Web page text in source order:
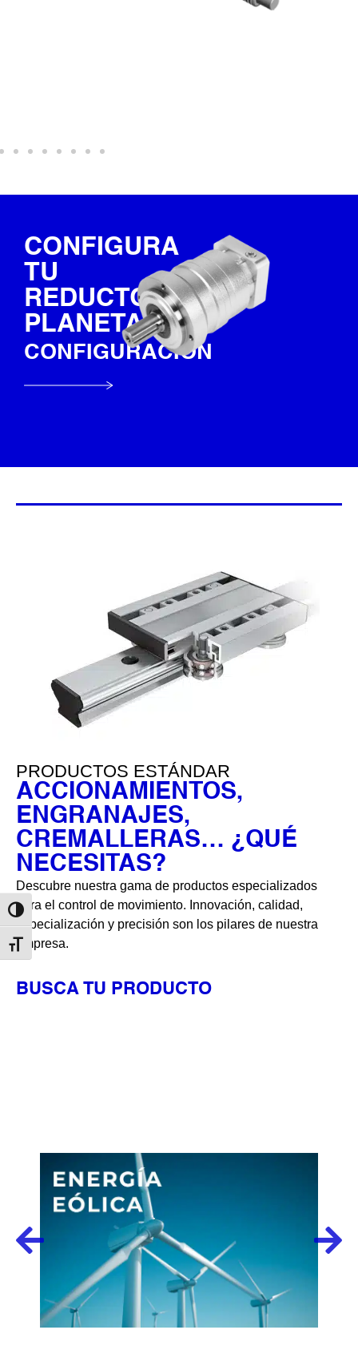
Alternar alto contraste
Alternar tamaño de letra
CONFIGURA
TU
REDUCTOR
PLANETARIO
CONFIGURACIÓN
PRODUCTOS ESTÁNDAR
ACCIONAMIENTOS,
ENGRANAJES,
CREMALLERAS… ¿QUÉ
NECESITAS?
Descubre nuestra gama de productos especializados
para el control de movimiento. Innovación, calidad,
especialización y precisión son los pilares de nuestra
empresa.
BUSCA TU PRODUCTO